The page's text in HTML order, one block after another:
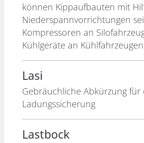
können Kippaufbauten mit
Niederspannvorrichtungen
Kompressoren an
Kühlgeräte an
Lasi
Gebräuchliche Abkürzung für
Ladungssicherung
Lastbock